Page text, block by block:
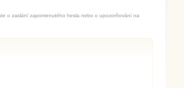
o zaslání zapomenutého hesla nebo o upozorňování na